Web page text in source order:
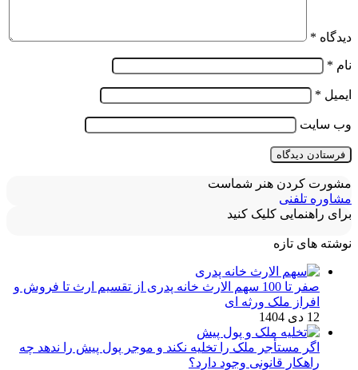
دیدگاه *
نام *
ایمیل *
وب‌ سایت
مشورت کردن هنر شماست
مشاوره تلفنی
برای راهنمایی کلیک کنید
نوشته های تازه
صفر تا 100 سهم الارث خانه پدری از تقسیم ارث تا فروش و
افراز ملک ورثه ای
12 دی 1404
اگر مستأجر ملک را تخلیه نکند و موجر پول پیش را ندهد چه
راهکار قانونی وجود دارد؟